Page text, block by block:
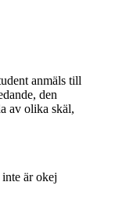
anmäls till
den
av olika skäl,
är okej